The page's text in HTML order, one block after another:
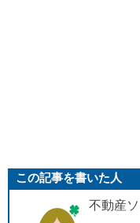
この記事を書いた人
不動産